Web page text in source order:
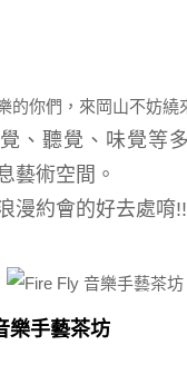
的你們，來岡山不妨
、聽覺、味覺等
藝術空間 。
漫約會的好去處唷!!